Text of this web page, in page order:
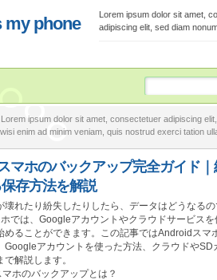
Lorem ipsum dolor sit amet,
adipiscing elit, sed diam
my phone
ipsum dolor sit amet, consectetuer adipiscing
enim ad minim veniam, quis nostrud exerci tation
マホのバックアップ完全ガイド
存方法を解説
壊れたり紛失したりしたら、データはどうなる
では、Googleアカウントやクラウドサービス
めることができます。この記事ではAndroidスマ
Googleアカウントを使った方法、クラウドやSD
で解説します。
ホのバックアップとは？